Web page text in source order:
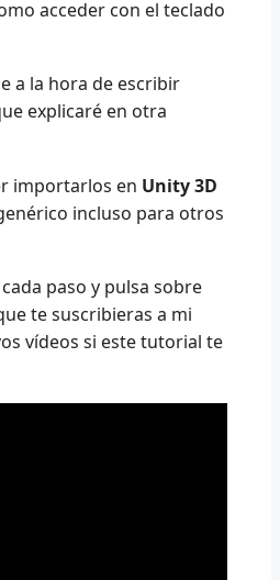
acceder con el teclado
a la hora de escribir
explicaré en otra
importarlos en Unity 3D
incluso para otros
paso y pulsa sobre
te suscribieras a mi
vídeos si este tutorial te